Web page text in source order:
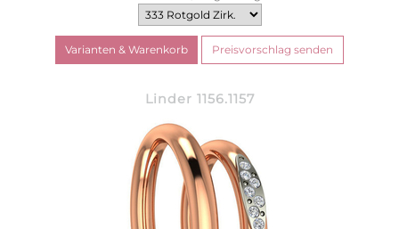
Linder 1156.1157